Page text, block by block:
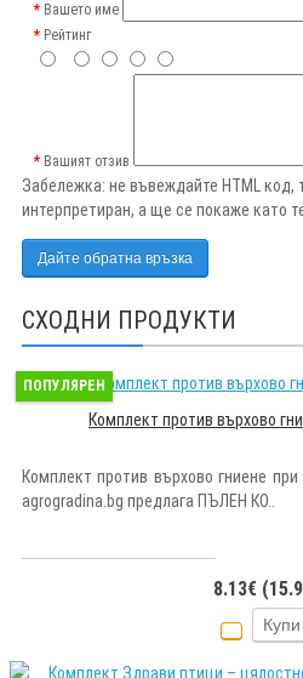
Вашето име
Рейтинг
Вашият отзив
Забележка: не въвеждайте HTML
интерпретиран, а ще се покаже като
Дайте обратна връзка
СХОДНИ ПРОДУКТИ
ПОПУЛЯРЕН
Комплект против върхово
Комплект против върхово гниене
agrogradina.bg предлага ПЪЛЕН КО..
8.13€
Купи